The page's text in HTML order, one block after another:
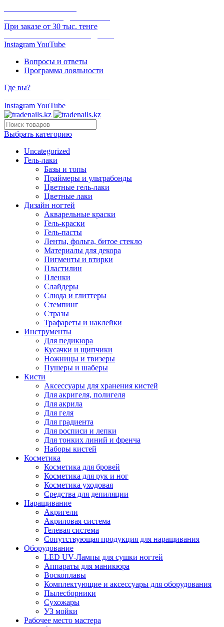
При заказе от 30 тыс. тенге
InstagramYouTube
Вопросы и ответы
Программа лояльности
Где вы?
InstagramYouTube
Выбрать категорию
Uncategorized
Гель-лаки
Базы и топы
Праймеры и ультрабонды
Цветные гель-лаки
Цветные лаки
Дизайн ногтей
Акварельные краски
Гель-краски
Гель-пасты
Ленты, фольга, битое стекло
Материалы для декора
Пигменты и втирки
Пластилин
Пленки
Слайдеры
Слюда и глиттеры
Стемпинг
Стразы
Трафареты и наклейки
Инструменты
Для педикюра
Кусачки и щипчики
Ножницы и твизеры
Пушеры и шаберы
Кисти
Аксессуары для хранения кистей
Для акригеля, полигеля
Для акрила
Для геля
Для градиента
Для росписи и лепки
Для тонких линий и френча
Наборы кистей
Косметика
Косметика для бровей
Косметика для рук и ног
Косметика уходовая
Средства для депиляции
Наращивание
Акригели
Акриловая система
Гелевая система
Сопутствующая продукция для наращивания
Оборудование
LED UV-Лампы для сушки ногтей
Аппараты для маникюра
Воскоплавы
Комплектующие и аксессуары для оборудования
Пылесборники
Сухожары
УЗ мойки
Рабочее место мастера